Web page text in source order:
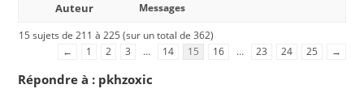
Auteur
Messages
15 sujets de 211 à 225 (sur un total de 362)
←
1 2 3 … 14 15 16 … 23 24 25 →
Répondre à : pkhzoxic